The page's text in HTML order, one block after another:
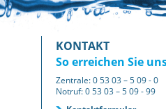
KONTAKT
So erreichen Sie
Zentrale: 0 53 03 – 5 09 - 0
Notruf: 0 53 03 – 5 09 - 99